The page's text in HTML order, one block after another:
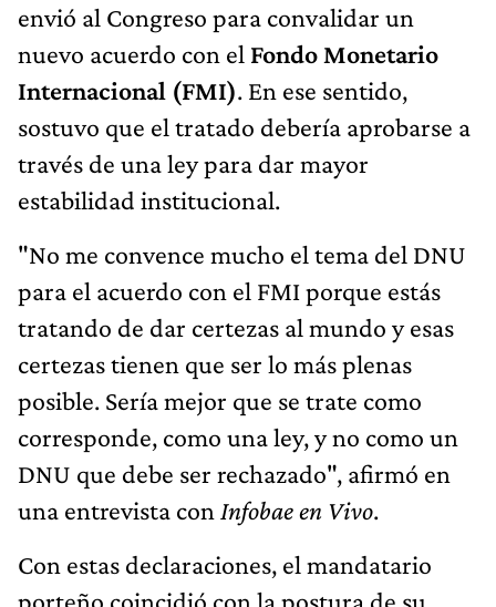
envió al Congreso para convalidar un
nuevo acuerdo con el Fondo Monetario
Internacional (FMI). En ese sentido,
sostuvo que el tratado debería aprobarse a
través de una ley para dar mayor
estabilidad institucional.
"No me convence mucho el tema del DNU
para el acuerdo con el FMI porque estás
tratando de dar certezas al mundo y esas
certezas tienen que ser lo más plenas
posible. Sería mejor que se trate como
corresponde, como una ley, y no como un
DNU que debe ser rechazado", afirmó en
una entrevista con Infobae en Vivo.
Con estas declaraciones, el mandatario
porteño coincidió con la postura de su